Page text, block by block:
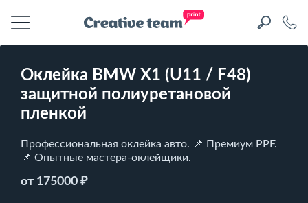
Оклейка BMW X1 (U11 / F48)
защитной полиуретановой
пленкой
Профессиональная оклейка авто. 📌 Премиум PPF.
📌 Опытные мастера-оклейщики.
от 175000 ₽